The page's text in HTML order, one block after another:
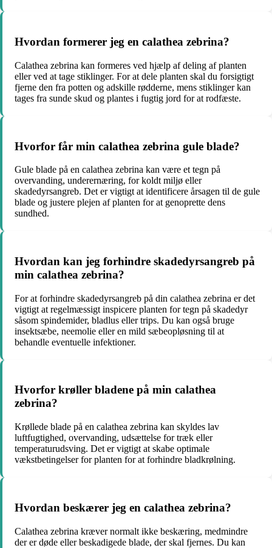
Hvordan formerer jeg en calathea zebrina?
Calathea zebrina kan formeres ved hjælp af deling af planten
eller ved at tage stiklinger. For at dele planten skal du forsigtigt
fjerne den fra potten og adskille rødderne, mens stiklinger kan
tages fra sunde skud og plantes i fugtig jord for at rodfæste.
Hvorfor får min calathea zebrina gule blade?
Gule blade på en calathea zebrina kan være et tegn på
overvanding, underernæring, for koldt miljø eller
skadedyrsangreb. Det er vigtigt at identificere årsagen til de gule
blade og justere plejen af planten for at genoprette dens
sundhed.
Hvordan kan jeg forhindre skadedyrsangreb på
min calathea zebrina?
For at forhindre skadedyrsangreb på din calathea zebrina er det
vigtigt at regelmæssigt inspicere planten for tegn på skadedyr
såsom spindemider, bladlus eller trips. Du kan også bruge
insektsæbe, neemolie eller en mild sæbeopløsning til at
behandle eventuelle infektioner.
Hvorfor krøller bladene på min calathea
zebrina?
Krøllede blade på en calathea zebrina kan skyldes lav
luftfugtighed, overvanding, udsættelse for træk eller
temperaturudsving. Det er vigtigt at skabe optimale
vækstbetingelser for planten for at forhindre bladkrølning.
Hvordan beskærer jeg en calathea zebrina?
Calathea zebrina kræver normalt ikke beskæring, medmindre
der er døde eller beskadigede blade, der skal fjernes. Du kan